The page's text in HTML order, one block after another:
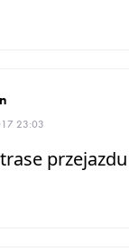
23:03
przejazdu